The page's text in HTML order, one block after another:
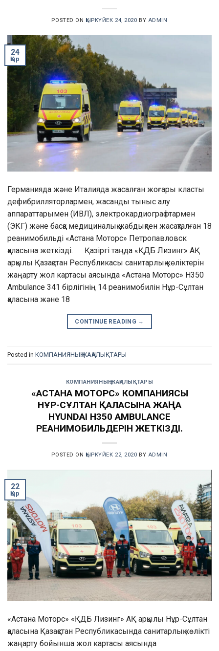
POSTED ON ҚЫРКҮЙЕК 24, 2020 BY ADMIN
24
Қыр
Германияда және Италияда жасалған жоғары класты
дефибрилляторлармен, жасанды тыныс алу
аппараттарымен (ИВЛ), электрокардиографтармен
(ЭКГ) және басқа медициналық жабдықпен жасақталған 18
реанимобильді «Астана Моторс» Петропавловск
қаласына жеткізді. Қазіргі таңда «ҚДБ Лизинг» АҚ
арқылы Қазақстан Республикасы санитарлық көліктерін
жаңарту жол картасы аясында «Астана Моторс» H350
Ambulance 341 бірлігінің 14 реанимобилін Нұр-Сұлтан
қаласына және 18
CONTINUE READING →
Posted in КОМПАНИЯНЫҢ ЖАҢАЛЫҚТАРЫ
КОМПАНИЯНЫҢ ЖАҢАЛЫҚТАРЫ
«АСТАНА МОТОРС» КОМПАНИЯСЫ
НҰР-СҰЛТАН ҚАЛАСЫНА ЖАҢА
HYUNDAI H350 AMBULANCE
РЕАНИМОБИЛЬДЕРІН ЖЕТКІЗДІ.
POSTED ON ҚЫРКҮЙЕК 22, 2020 BY ADMIN
22
Қыр
«Астана Моторс» «ҚДБ Лизинг» АҚ арқылы Нұр-Сұлтан
қаласына Қазақстан Республикасында санитарлық көлікті
жаңарту бойынша жол картасы аясында